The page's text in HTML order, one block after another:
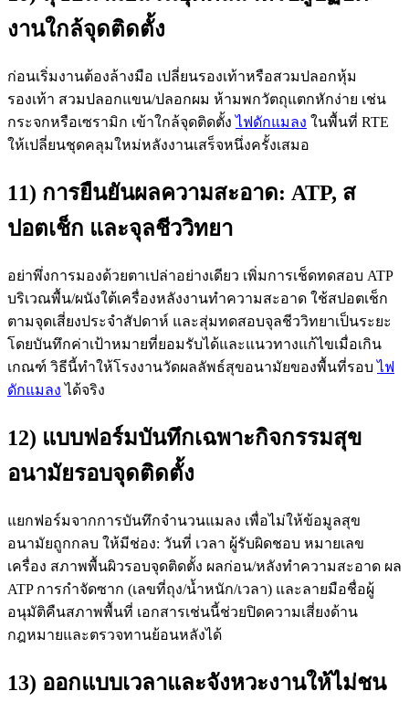
งานใกล้จุดติดตั้ง
ก่อนเริ่มงานต้องล้างมือ เปลี่ยนรองเท้าหรือสวมปลอกหุ้ม
รองเท้า สวมปลอกแขน/ปลอกผม ห้ามพกวัตถุแตกหักง่าย เช่น
กระจกหรือเซรามิก เข้าใกล้จุดติดตั้งไฟดักแมลง ในพื้นที่ RTE
ให้เปลี่ยนชุดคลุมใหม่หลังงานเสร็จหนึ่งครั้งเสมอ
11) การยืนยันผลความสะอาด: ATP, ส
ปอตเช็ก และจุลชีววิทยา
อย่าพึ่งการมองด้วยตาเปล่าอย่างเดียว เพิ่มการเช็ดทดสอบ ATP
บริเวณพื้น/ผนังใต้เครื่องหลังงานทำความสะอาด ใช้สปอตเช็ก
ตามจุดเสี่ยงประจำสัปดาห์ และสุ่มทดสอบจุลชีววิทยาเป็นระยะ
โดยบันทึกค่าเป้าหมายที่ยอมรับได้และแนวทางแก้ไขเมื่อเกิน
เกณฑ์ วิธีนี้ทำให้โรงงานวัดผลลัพธ์สุขอนามัยของพื้นที่รอบไฟ
ดักแมลง ได้จริง
12) แบบฟอร์มบันทึกเฉพาะกิจกรรมสุข
อนามัยรอบจุดติดตั้ง
แยกฟอร์มจากการบันทึกจำนวนแมลง เพื่อไม่ให้ข้อมูลสุข
อนามัยถูกกลบ ให้มีช่อง: วันที่ เวลา ผู้รับผิดชอบ หมายเลข
เครื่อง สภาพพื้นผิวรอบจุดติดตั้ง ผลก่อน/หลังทำความสะอาด ผล
ATP การกำจัดซาก (เลขที่ถุง/น้ำหนัก/เวลา) และลายมือชื่อผู้
อนุมัติคืนสภาพพื้นที่ เอกสารเช่นนี้ช่วยปิดความเสี่ยงด้าน
กฎหมายและตรวจทานย้อนหลังได้
13) ออกแบบเวลาและจังหวะงานให้ไม่ชน